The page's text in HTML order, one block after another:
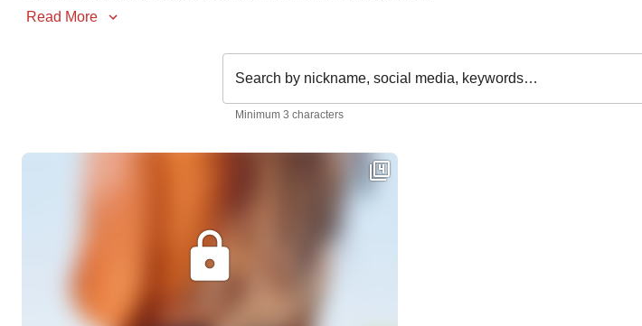
Read More
Search by nickname, social media, keywords…
Minimum 3 characters